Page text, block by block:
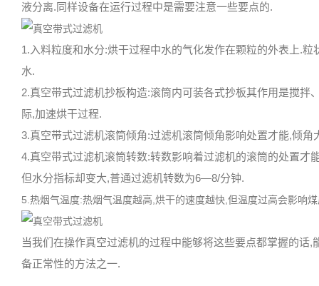
液分离.同样设备在运行过程中是需要注意一些要点的.
1.入料粒度和水分:烘干过程中水的气化发作在颗粒的外表上.
水.
2.真空带式过滤机抄板构造:滚筒内可装各式抄板其作用是搅
际,加速烘干过程.
3.真空带式过滤机滚筒倾角:过滤机滚筒倾角影响处置才能,倾
4.真空带式过滤机滚筒转数:转数影响着过滤机的滚筒的处置
但水分指标却变大,普通过滤机转数为6—8/分钟.
5.热烟气温度:热烟气温度越高,烘干的速度越快,但温度过高会影
当我们在操作真空过滤机的过程中能够将这些要点都掌握的
备正常性的方法之一.